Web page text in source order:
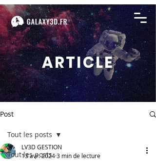
ARTICLE
Post
Tout les posts
Tout les posts
LV3D GESTION
13 avr. 20243 min de lecture